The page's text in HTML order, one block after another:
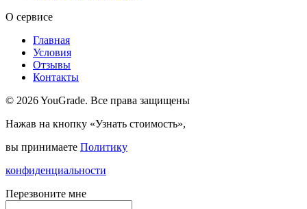
О сервисе
Главная
Условия
Отзывы
Контакты
© 2026 YouGrade. Все права защищены
Нажав на кнопку «Узнать стоимость»,
вы принимаете Политику
конфиденциальности
Перезвоните мне